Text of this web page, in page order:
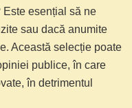
esențial să ne
sau dacă anumite
Această selecție poate
publice, în care
în detrimentul